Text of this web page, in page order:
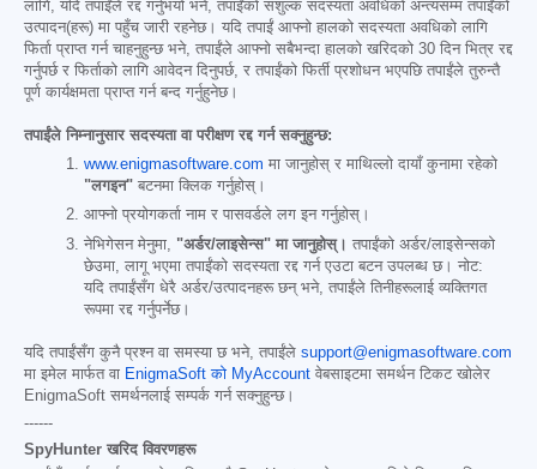
लागि, यदि तपाईंले रद्द गर्नुभयो भने, तपाईंको सशुल्क सदस्यता अवधिको अन्त्यसम्म तपाईंको
उत्पादन(हरू) मा पहुँच जारी रहनेछ। यदि तपाईं आफ्नो हालको सदस्यता अवधिको लागि
फिर्ता प्राप्त गर्न चाहनुहुन्छ भने, तपाईंले आफ्नो सबैभन्दा हालको खरिदको 30 दिन भित्र रद्द
गर्नुपर्छ र फिर्ताको लागि आवेदन दिनुपर्छ, र तपाईंको फिर्ती प्रशोधन भएपछि तपाईंले तुरुन्तै
पूर्ण कार्यक्षमता प्राप्त गर्न बन्द गर्नुहुनेछ।
तपाईंले निम्नानुसार सदस्यता वा परीक्षण रद्द गर्न सक्नुहुन्छ:
www.enigmasoftware.com मा जानुहोस् र माथिल्लो दायाँ कुनामा रहेको
"लगइन" बटनमा क्लिक गर्नुहोस्।
आफ्नो प्रयोगकर्ता नाम र पासवर्डले लग इन गर्नुहोस्।
नेभिगेसन मेनुमा, "अर्डर/लाइसेन्स" मा जानुहोस्। तपाईंको अर्डर/लाइसेन्सको
छेउमा, लागू भएमा तपाईंको सदस्यता रद्द गर्न एउटा बटन उपलब्ध छ। नोट:
यदि तपाईंसँग धेरै अर्डर/उत्पादनहरू छन् भने, तपाईंले तिनीहरूलाई व्यक्तिगत
रूपमा रद्द गर्नुपर्नेछ।
यदि तपाईंसँग कुनै प्रश्न वा समस्या छ भने, तपाईंले support@enigmasoftware.com
मा इमेल मार्फत वा EnigmaSoft को MyAccount वेबसाइटमा समर्थन टिकट खोलेर
EnigmaSoft समर्थनलाई सम्पर्क गर्न सक्नुहुन्छ।
------
SpyHunter खरिद विवरणहरू